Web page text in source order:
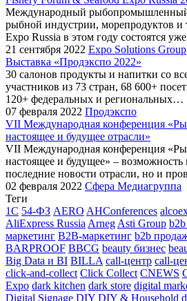
Международный
рыбной индустрии, морепродуктов и
Expo Russia в этом году состоятся
21 сентября 2022 Expo Solutions Group
Выставка «Продэкспо 2022»
30 салонов продукты и напитки со
участников из 73 стран, 68 600+
120+ федеральных и региональных…
07 февраля 2022 Продэкспо
VII Международная конференция
настоящее и будущее отрасли»
VII Международная конференция
настоящее и будущее» – возможность
последние новости отрасли, но и
02 февраля 2022 Сфера Медиагруппа
Теги
1С 54-ФЗ AERO AHConferences
AliExpress Russia Arneg Asti Group
маркетинг B2B-маркетинг b2b
BARPROOF BBCG beauty бизнес
Big Data и BI BILLA call-центр call-
click-and-collect Click Collect CNEWS
Expo dark kitchen dark store digital
Digital Signage DIY DIY & Household